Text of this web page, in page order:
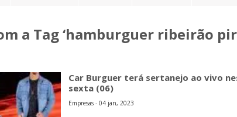
a Tag ‘hamburguer ribeirão
Car Burguer terá sertanejo ao vivo
sexta (06)
Empresas - 04 jan, 2023